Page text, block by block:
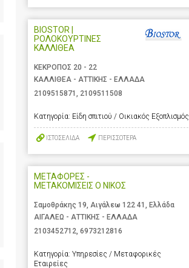
BIOSTOR |
ΡΟΛΟΚΟΥΡΤΙΝΕΣ
ΚΑΛΛΙΘΕΑ
ΚΕΚΡΟΠΟΣ 20 - 22
ΚΑΛΛΙΘΕΑ - ΑΤΤΙΚΗΣ - ΕΛΛΑΔΑ
2109515871 , 2109511508
Κατηγορία: Είδη σπιτιού / Οικιακός Εξοπλισμός
ΙΣΤΟΣΕΛΙΔΑ ΠΕΡΙΣΣΟΤΕΡΑ
ΜΕΤΑΦΟΡΕΣ -
ΜΕΤΑΚΟΜΙΣΕΙΣ Ο ΝΙΚΟΣ
Σαμοθράκης 19, Αιγάλεω 122 41, Ελλάδα
ΑΙΓΑΛΕΩ - ΑΤΤΙΚΗΣ - ΕΛΛΑΔΑ
2103452712, 6973212816
Κατηγορία: Υπηρεσίες / Μεταφορικές
Εταιρείες